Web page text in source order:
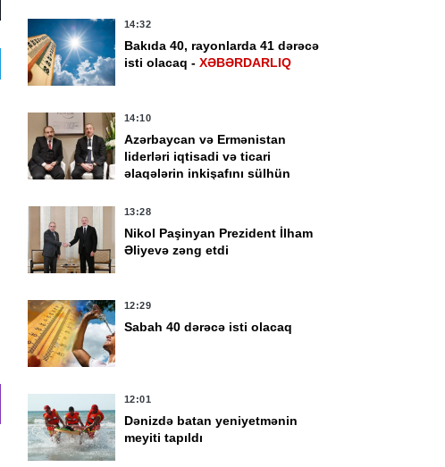
14:32
Bakıda 40, rayonlarda 41 dərəcə
isti olacaq - XƏBƏRDARLIQ
14:10
Azərbaycan və Ermənistan
liderləri iqtisadi və ticari
əlaqələrin inkişafını sülhün
qiymətləndirib
13:28
Nikol Paşinyan Prezident İlham
Əliyevə zəng etdi
12:29
Sabah 40 dərəcə isti olacaq
12:01
Dənizdə batan yeniyetmənin
meyiti tapıldı